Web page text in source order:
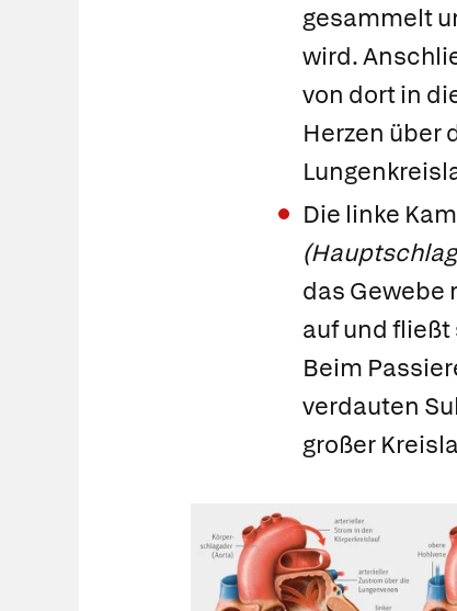
gesammelt
wird.
von dort in
Herzen über
Die linke
das
auf und
Beim
verdauten
großer